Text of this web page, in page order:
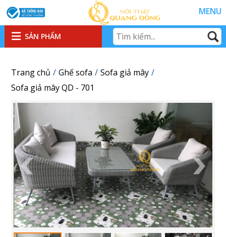
MENU
SẢN PHẨM
Trang chủ Ghế sofa
Sofa giả mây
Sofa giả mây QD - 701